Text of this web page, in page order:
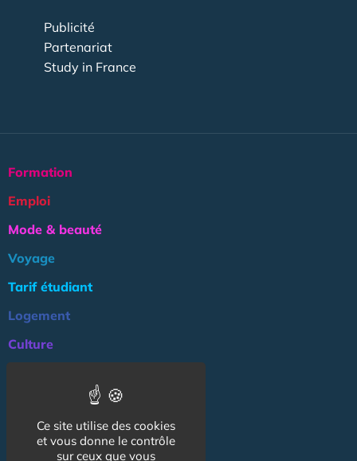
Publicité
Partenariat
Study in France
Formation
Emploi
Mode & beauté
Voyage
Tarif étudiant
Logement
Culture
NOS AUTRES SITES :
Ce site utilise des cookies
et vous donne le contrôle
sur ceux que vous